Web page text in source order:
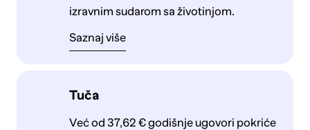
izravnim sudarom sa životinjom.
Saznaj više
Tuča
Već od 37,62 € godišnje ugovori pokriće